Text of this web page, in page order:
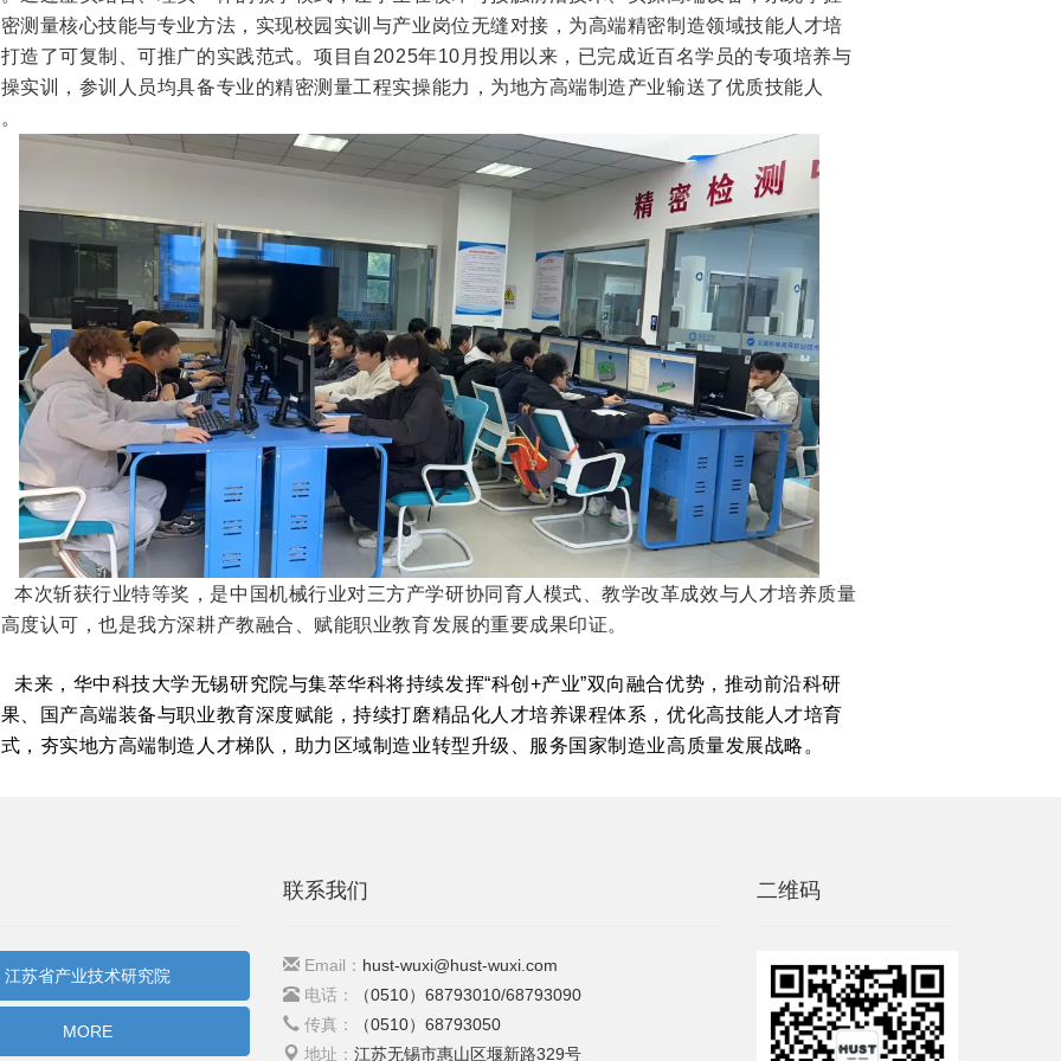
测量核心技能与专业方法，实现校园实训与产业岗位无缝对接，为高端精密制造领域技能人才培
造了可复制、可推广的实践范式。项目自2025年10月投用以来，已完成近百名学员的专项培养与
实训，参训人员均具备专业的精密测量工程实操能力，为地方高端制造产业输送了优质技能人
本次斩获行业特等奖，是中国机械行业对三方产学研协同育人模式、教学改革成效与人才培养质量
度认可，也是我方深耕产教融合、赋能职业教育发展的重要成果印证。
未来，华中科技大学无锡研究院与集萃华科将持续发挥“科创+产业”双向融合优势，推动前沿科研
、国产高端装备与职业教育深度赋能，持续打磨精品化人才培养课程体系，优化高技能人才培育
，夯实地方高端制造人才梯队，助力区域制造业转型升级、服务国家制造业高质量发展战略。